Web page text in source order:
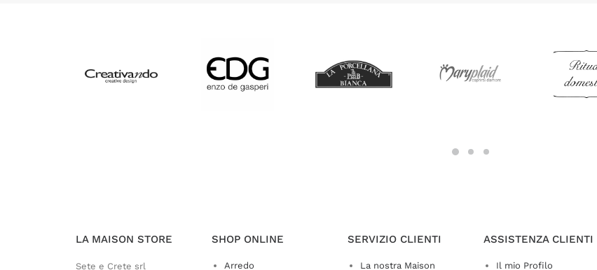
LA MAISON STORE
Sete e Crete srl
SHOP ONLINE
Arredo
SERVIZIO CLIENTI
La nostra Maison
ASSISTENZA CLIENTI
Il mio Profilo